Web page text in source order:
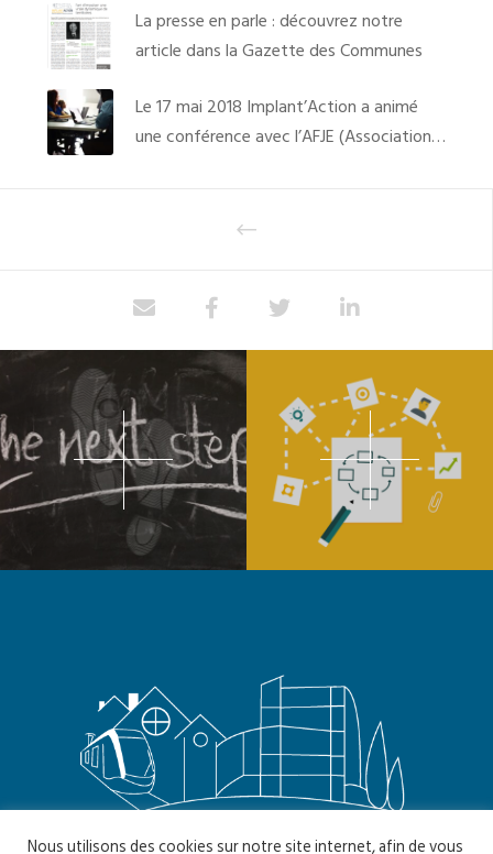
La presse en parle : découvrez notre
article dans la Gazette des Communes
Le 17 mai 2018 Implant’Action a animé
une conférence avec l’AFJE (Association
Nous utilisons des cookies sur notre site internet, afin de vous